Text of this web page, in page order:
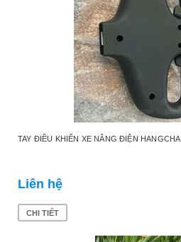
TAY ĐIỀU KHIỂN XE NÂNG ĐIỆN HANGCHA
Liên hệ
CHI TIẾT